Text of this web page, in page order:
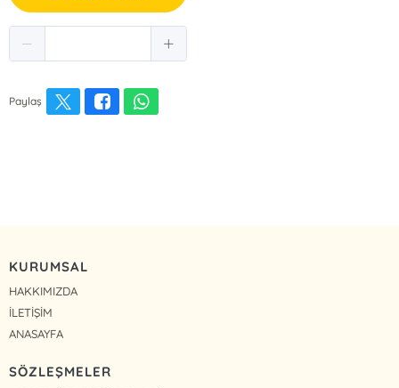
Paylaş
KURUMSAL
HAKKIMIZDA
İLETİŞİM
ANASAYFA
SÖZLEŞMELER